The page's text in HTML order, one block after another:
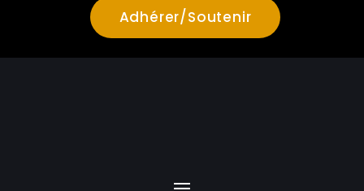
Adhérer/Soutenir